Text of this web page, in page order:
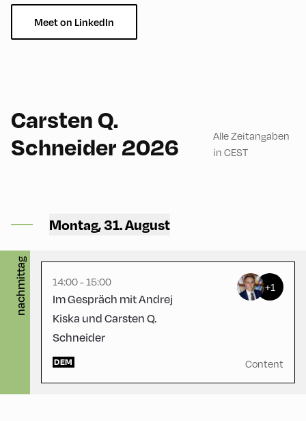
Meet on LinkedIn
Carsten Q.
Schneider 2026
Alle Zeitangaben
in CEST
Montag, 31. August
nachmittag
CCA – Liechtenstein-Saal
14:00 - 15:00
Im Gespräch mit Andrej
Kiska und Carsten Q.
Schneider
+1
DEM Content